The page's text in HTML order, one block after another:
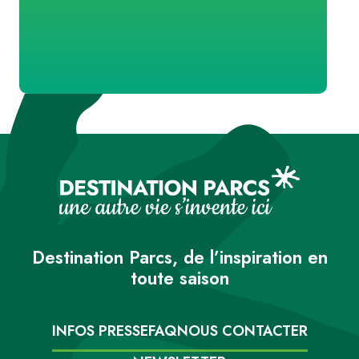
Destination Parcs, de l’inspiration en
toute saison
INFOS PRESSEFAQNOUS CONTACTER